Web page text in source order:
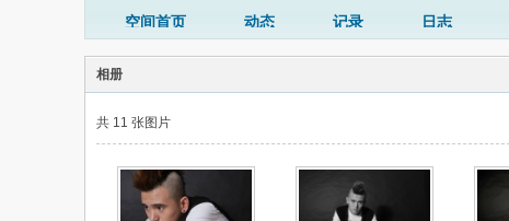
空间首页 动态 记录 日志
相册
共 11 张图片